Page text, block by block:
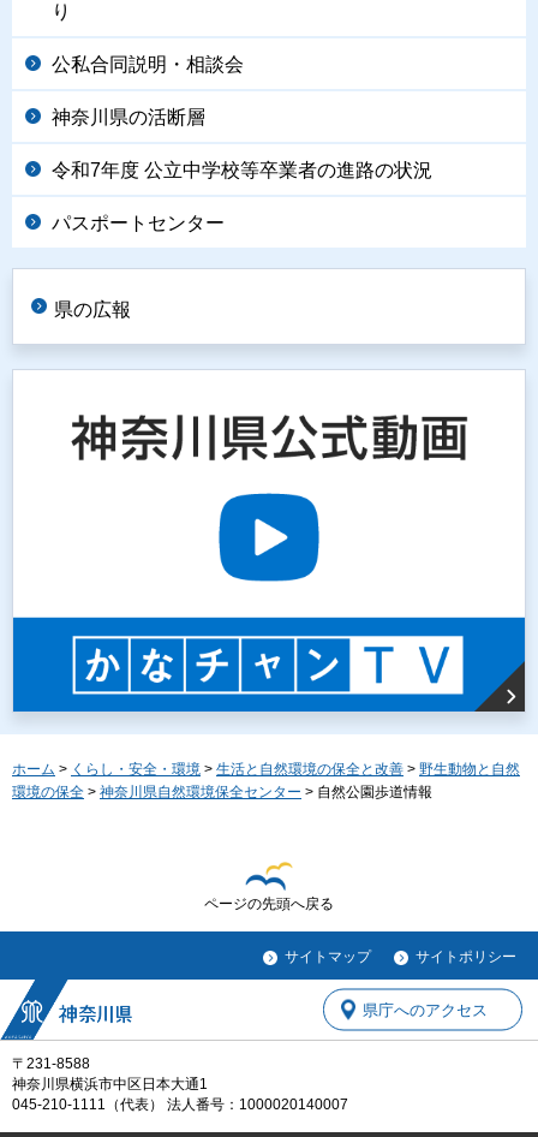
り
公私合同説明・相談会
神奈川県の活断層
令和7年度 公立中学校等卒業者の進路の状況
パスポートセンター
県の広報
ホーム > くらし・安全・環境 > 生活と自然環境の保全と改善 > 野生動物と自然
環境の保全 > 神奈川県自然環境保全センター > 自然公園歩道情報
ページの先頭へ戻る
サイトマップ サイトポリシー
〒231-8588
神奈川県横浜市中区日本大通1
045-210-1111（代表） 法人番号：1000020140007
県庁へのアクセス